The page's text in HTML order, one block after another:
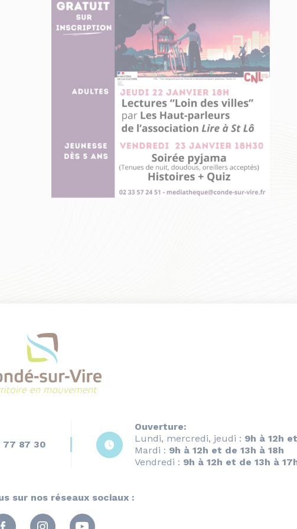
77 87 30
Ouverture:
Lundi, mercredi, jeudi : 9h à 12h
Mardi : 9h à 12h et de 13h à 18h
Vendredi : 9h à 12h et de 13h à
sur nos réseaux sociaux :